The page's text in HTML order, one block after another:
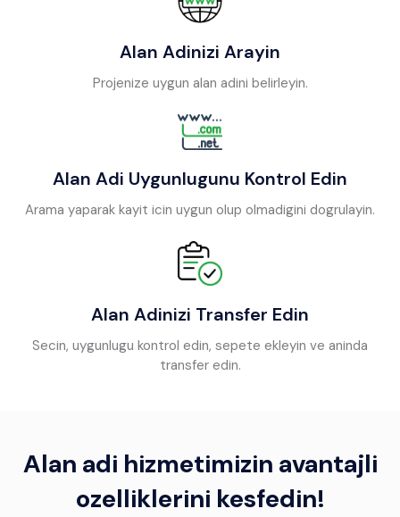
Alan Adinizi Arayin
Projenize uygun alan adini belirleyin.
Alan Adi Uygunlugunu Kontrol Edin
Arama yaparak kayit icin uygun olup olmadigini dogrulayin.
Alan Adinizi Transfer Edin
Secin, uygunlugu kontrol edin, sepete ekleyin ve aninda
transfer edin.
Alan adi hizmetimizin avantajli
ozelliklerini kesfedin!